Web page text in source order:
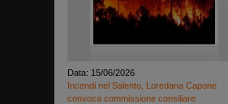
Data: 15/06/2026
Incendi nel Salento, Loredana Capone
convoca commissione consiliare